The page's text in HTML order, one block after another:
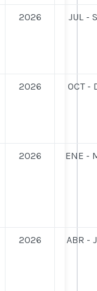
2026 JUL -
2026 OCT -
2026 ENE -
2026 ABR -